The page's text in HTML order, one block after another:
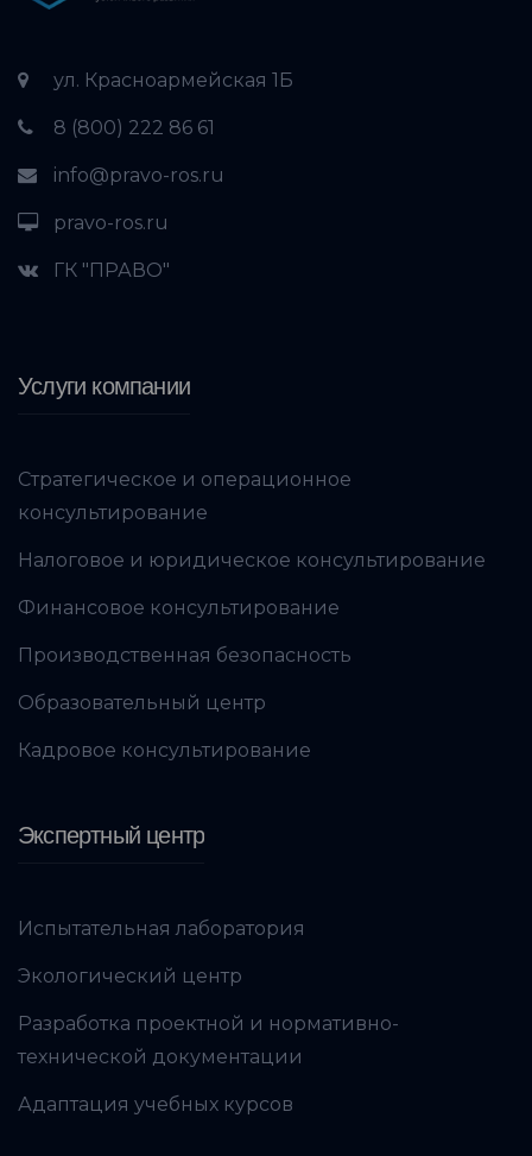
ул. Красноармейская 1Б
8 (800) 222 86 61
info@pravo-ros.ru
pravo-ros.ru
ГК "ПРАВО"
Услуги компании
Стратегическое и операционное
консультирование
Налоговое и юридическое консультирование
Финансовое консультирование
Производственная безопасность
Образовательный центр
Кадровое консультирование
Экспертный центр
Испытательная лаборатория
Экологический центр
Разработка проектной и нормативно-
технической документации
Адаптация учебных курсов